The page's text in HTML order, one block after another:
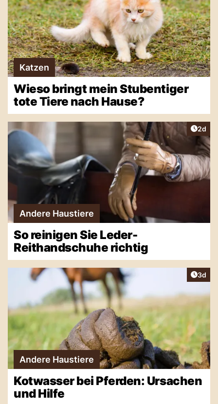
Katzen
Wieso bringt mein Stubentiger
tote Tiere nach Hause?
2d
Andere Haustiere
So reinigen Sie Leder-
Reithandschuhe richtig
3d
Andere Haustiere
Kotwasser bei Pferden: Ursachen
und Hilfe